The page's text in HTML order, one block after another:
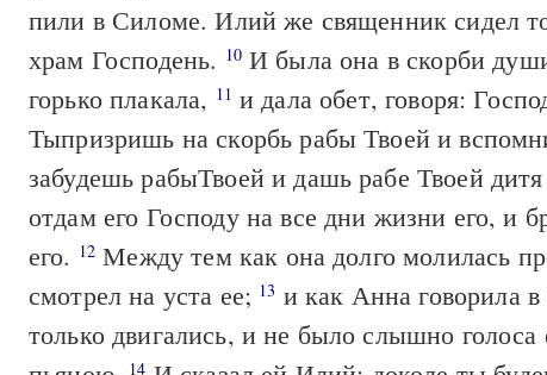
пили в Силоме. Илий же священник сидел
храм Господень. 10И была она в скорби
горько плакала, 11 и дала обет, говоря:
Тыпризришь на скорбь рабы Твоей и
забудешь рабыТвоей и дашь рабе Твоей
отдам его Господу на все дни жизни его, и
его. 12 Между тем как она долго молилась
смотрел на уста ее; 13 и как Анна говорила в
только двигались, и не было слышно
14